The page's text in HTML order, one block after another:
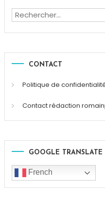
CONTACT
Politique de
Contact rédaction
GOOGLE TRANSLATE
French